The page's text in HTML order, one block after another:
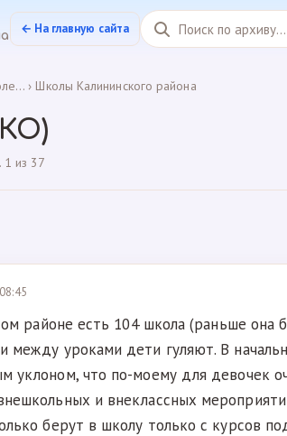
← На главную сайта
› Школы Калининского района
1 из 37
районе есть 104 школа (раньше
между уроками дети гуляют. В
уклоном, что по-моему для девочек
и внеклассных
берут в школу только с курсов